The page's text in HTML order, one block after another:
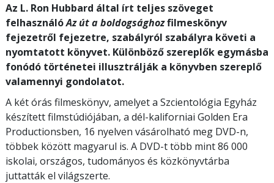
Az L. Ron Hubbard által írt teljes szöveget
felhasználóAz út a boldogsághozfilmeskönyv
fejezetről fejezetre, szabályról szabályra követi a
nyomtatott könyvet. Különböző szereplők egymásba
fonódó történetei illusztrálják a könyvben szereplő
valamennyi gondolatot.
A két órás filmeskönyv, amelyet a Szcientológia Egyház
készített filmstúdiójában, a dél-kaliforniai Golden Era
Productionsben, 16 nyelven vásárolható meg DVD-n,
többek között magyarul is. A DVD-t több mint 86 000
iskolai, országos, tudományos és közkönyvtárba
juttatták el világszerte.